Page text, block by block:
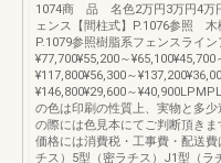
1074商 品 名色2万円3万円4万
ェンス【間柱式】P.1076参照 木
P.1079参照樹脂系フェンスライン
¥77,700¥55,200～¥65,100¥45,700
¥117,800¥56,300～
¥146,800¥29,600～
の色は印刷の性質上、実物と多
の際には色見本にてご判断頂き
価格には消費税・工事費・配送
チス）5型（密ラチス）J1型（ラ